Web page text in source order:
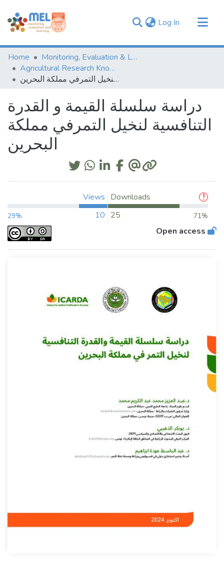
Log In (current)
Communities & Collections
Browse
Statistics
Home
Monitoring, Evaluation & Learning Repository
Agricultural Research Knowledge
دراسة سلسلة القيمة و القدرة التنافسية لنخيل التمرفي مملكة البحرين
دراسة سلسلة القيمة و القدرة
التنافسية لنخيل التمرفي مملكة
البحرين
Views
29% 10
Downloads
25
71%
Open access